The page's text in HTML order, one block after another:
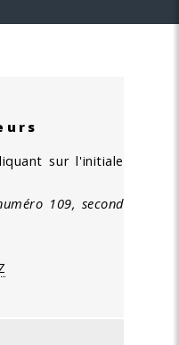
sur l'initiale
109, second